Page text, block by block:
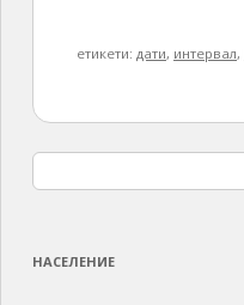
етикети:дати, интервал,
for:
НАСЕЛЕНИЕ